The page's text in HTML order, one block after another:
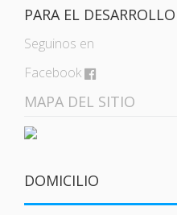
PARA EL DESARROLLO
Seguinos en
Facebook
MAPA DEL SITIO
DOMICILIO